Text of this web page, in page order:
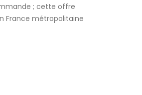
; cette offre
France métropolitaine